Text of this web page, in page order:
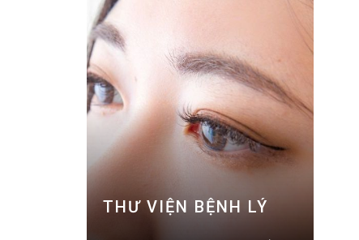
THƯ VIỆN BỆNH LÝ